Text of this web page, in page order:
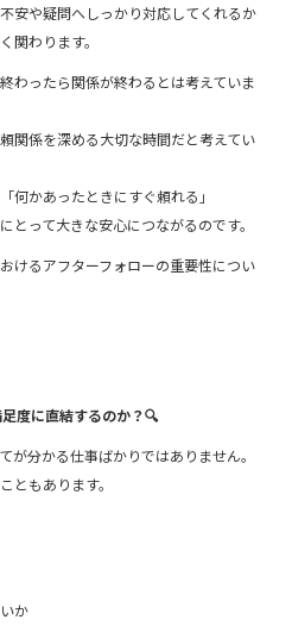
安や疑問へしっかり対応してくれるか
関わります。
わったら関係が終わるとは考えていま
関係を深める大切な時間だと考えてい
何かあったときにすぐ頼れる」
とって大きな安心につながるのです。
けるアフターフォローの重要性につい
度に直結するのか？🔍
が分かる仕事ばかりではありません。
ともあります。
か